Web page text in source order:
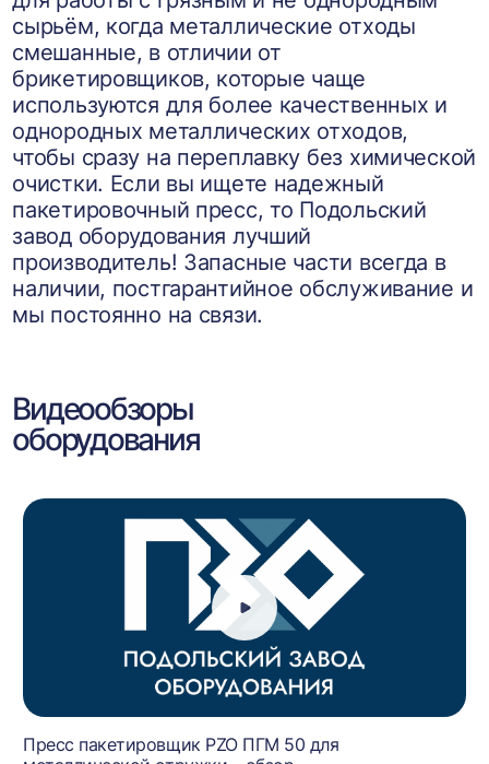
сырьём, когда металлические отходы
смешанные, в отличии от
брикетировщиков, которые чаще
используются для более качественных и
однородных металлических отходов,
чтобы сразу на переплавку без химической
очистки. Если вы ищете надежный
пакетировочный пресс, то Подольский
завод оборудования лучший
производитель! Запасные части всегда в
наличии, постгарантийное обслуживание и
мы постоянно на связи.
Видеообзоры
оборудования
Пресс пакетировщик PZO ПГМ 50 для